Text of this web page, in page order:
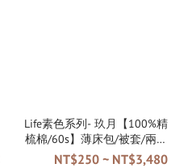
Life素色系列- 玖月【100%精
梳棉/60s】薄床包/被套/兩用
被 台灣製
NT$250 ~ NT$3,480